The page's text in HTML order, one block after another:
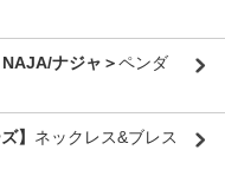
ナジャ＞ペンダ
】 ネックレス&ブレス